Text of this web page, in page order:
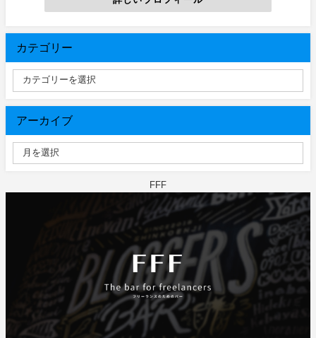
カテゴリー
アーカイブ
FFF